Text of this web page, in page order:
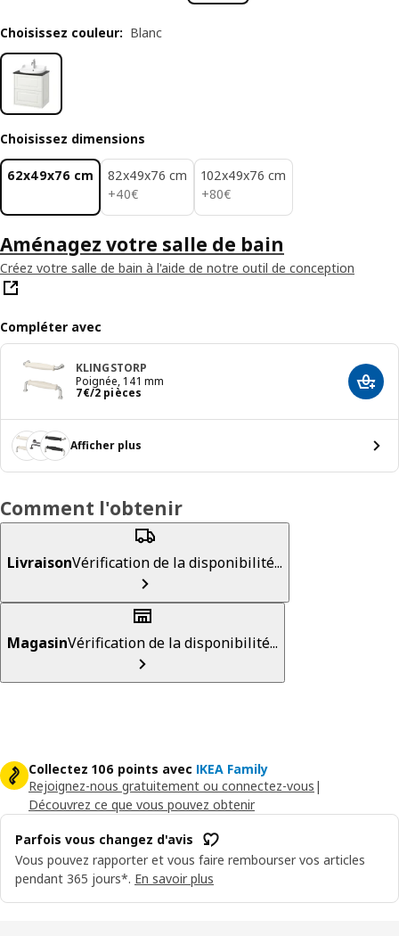
Choisissez couleur: Blanc
Choisissez dimensions
62x49x76 cm
82x49x76 cm
+40€
40€
102x49x76 cm
+80€
80€
Aménagez votre salle de bain
Créez votre salle de bain à l'aide de notre outil de conception
Compléter avec
KLINGSTORP
Poignée, 141 mm
7€/2 pièces
Prix 7€/2 pièces
Afficher plus
Comment l'obtenir
LivraisonVérification de la disponibilité...
MagasinVérification de la disponibilité...
Collectez 106 points avec IKEA Family
Rejoignez-nous gratuitement ou connectez-vous |
Découvrez ce que vous pouvez obtenir
Parfois vous changez d'avis
Vous pouvez rapporter et vous faire rembourser vos articles
pendant 365 jours*. En savoir plus